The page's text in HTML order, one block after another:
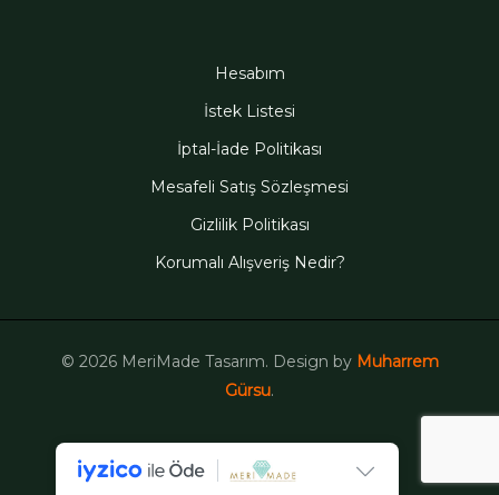
Hesabım
İstek Listesi
İptal-İade Politikası
Mesafeli Satış Sözleşmesi
Gizlilik Politikası
Korumalı Alışveriş Nedir?
© 2026 MeriMade Tasarım. Design by Muharrem
Gürsu.